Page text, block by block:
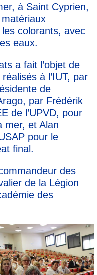
à Saint Cyprien,
colorants, avec
eaux.
a fait l’objet de
à l’IUT, par
de
par Frédérik
de l’UPVD, pour
mer, et Alan
pour le
final.
des
de la Légion
des